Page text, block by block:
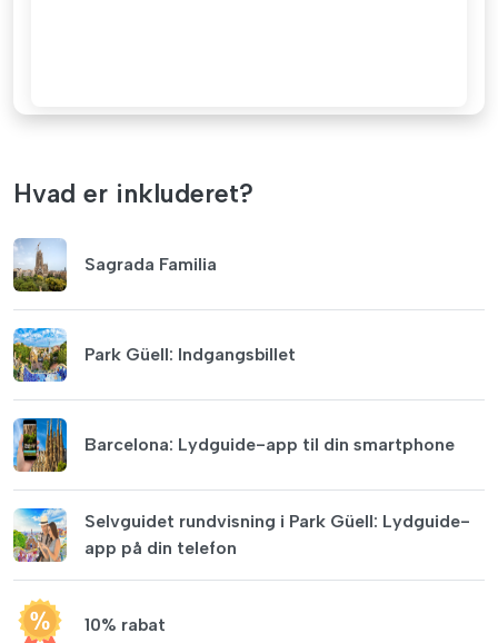
Hvad er inkluderet?
Sagrada Familia
Park Güell: Indgangsbillet
Barcelona: Lydguide-app til din smartphone
Selvguidet rundvisning i Park Güell: Lydguide-
app på din telefon
10% rabat